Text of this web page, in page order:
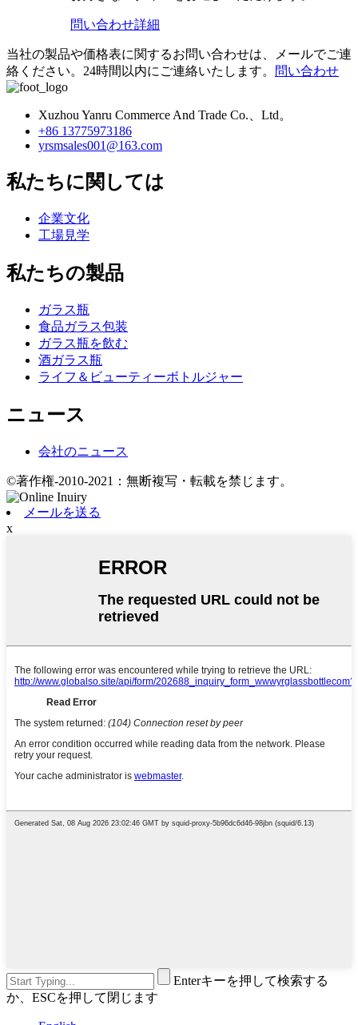
問い合わせ詳細
当社の製品や価格表に関するお問い合わせは、メールでご連
絡ください。24時間以内にご連絡いたします。
問い合わせ
Xuzhou Yanru Commerce And Trade Co.、Ltd。
+86 13775973186
yrsmsales001@163.com
私たちに関しては
企業文化
工場見学
私たちの製品
ガラス瓶
食品ガラス包装
ガラス瓶を飲む
酒ガラス瓶
ライフ＆ビューティーボトルジャー
ニュース
会社のニュース
©著作権-2010-2021：無断複写・転載を禁じます。
メールを送る
x
Enterキーを押して検索する
か、ESCを押して閉じます